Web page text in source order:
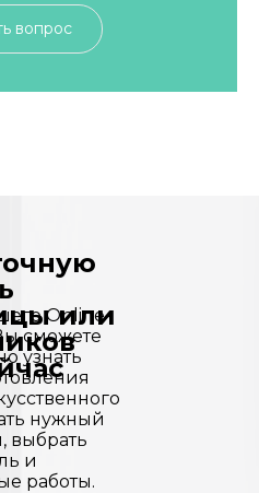
вопрос
Online-
сможете
узнать
нужный
выбрать
и
работы.
или